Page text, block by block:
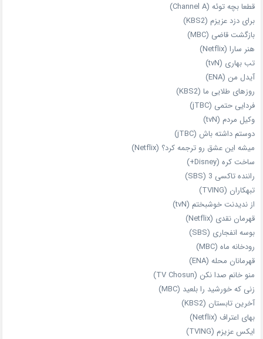
قطعا بچه توئه (Channel A)
برای دزد عزیزم (KBS2)
بازگشت قاضی (MBC)
هنر سارا (Netflix)
تب بهاری (tvN)
آیدل من (ENA)
روزهای طلایی ما (KBS2)
فردایی حتمی (jTBC)
وکیل مردم (tvN)
دوستم داشته باش (jTBC)
میشه این عشق رو ترجمه کرد؟ (Netflix)
ساخت کره (Disney+)
راننده تاکسی 3 (SBS)
تبهکاران (TVING)
از ندیدنت خوشبختم (tvN)
قهرمان نقدی (Netflix)
بوسه انفجاری (SBS)
رودخانه ماه (MBC)
قهرمانان محله (ENA)
منو خانم صدا نکن (TV Chosun)
زنی که خورشید را بلعید (MBC)
آخرین تابستان (KBS2)
بهای اعتراف (Netflix)
ایکس عزیزم (TVING)